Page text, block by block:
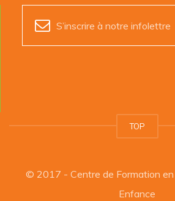
S’inscrire à notre infolettre
TOP
© 2017 - Centre de Formation
Enfance